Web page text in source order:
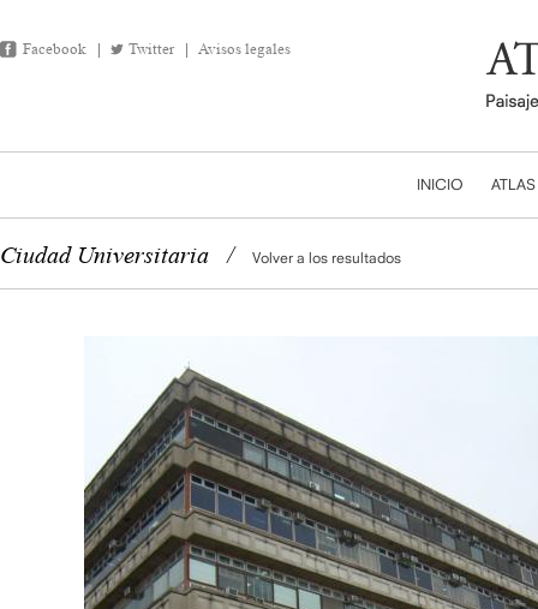
Facebook Twitter Avisos legales
INICIO ATLAS
Ciudad Universitaria / Volver a los resultados